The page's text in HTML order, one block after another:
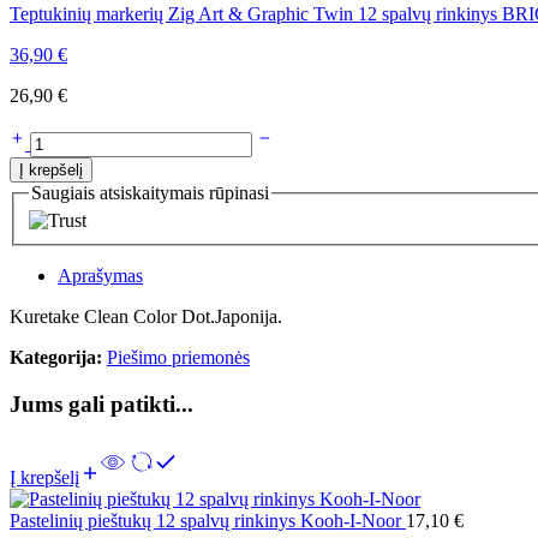
Teptukinių markerių Zig Art & Graphic Twin 12 spalvų rinkinys
36,90 €
26,90 €
Į krepšelį
Saugiais atsiskaitymais rūpinasi
Aprašymas
Kuretake Clean Color Dot.Japonija.
Kategorija: Piešimo priemonės
Jums gali patikti...
Į krepšelį
Pastelinių pieštukų 12 spalvų rinkinys Kooh-I-Noor 17,10 €